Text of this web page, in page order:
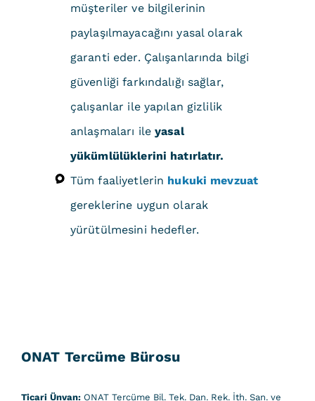
müşteriler ve bilgilerinin
paylaşılmayacağını yasal olarak
garanti eder. Çalışanlarında bilgi
güvenliği farkındalığı sağlar,
çalışanlar ile yapılan gizlilik
anlaşmaları ileyasal
yükümlülüklerini hatırlatır.
Tüm faaliyetlerin hukuki mevzuat
gereklerine uygun olarak
yürütülmesini hedefler.
ONAT Tercüme Bürosu
Ticari Ünvan:ONAT Tercüme Bil. Tek. Dan. Rek. İth. San. ve